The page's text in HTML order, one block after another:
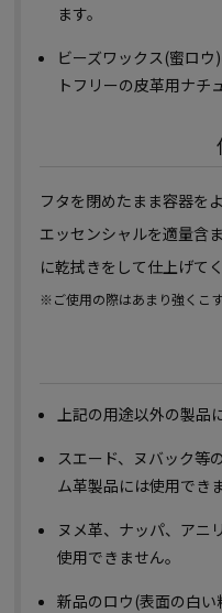
ます。
ビーズワックス(蜜ロ
トフリーの皮革用ナチ
フタを閉めたまま容器を
エッセンシャルを適量含
に乾拭きをして仕上げて
※ご使用の際はあまり強くこ
上記の用途以外の製品
スエード、ヌバック等
ム革製品には使用でき
ヌメ革、ナッパ、アニ
使用できません。
新品のロウ(表面の白